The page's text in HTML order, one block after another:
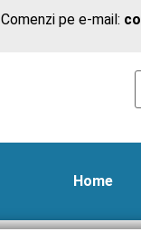
Comenzi pe e-mail:
Home